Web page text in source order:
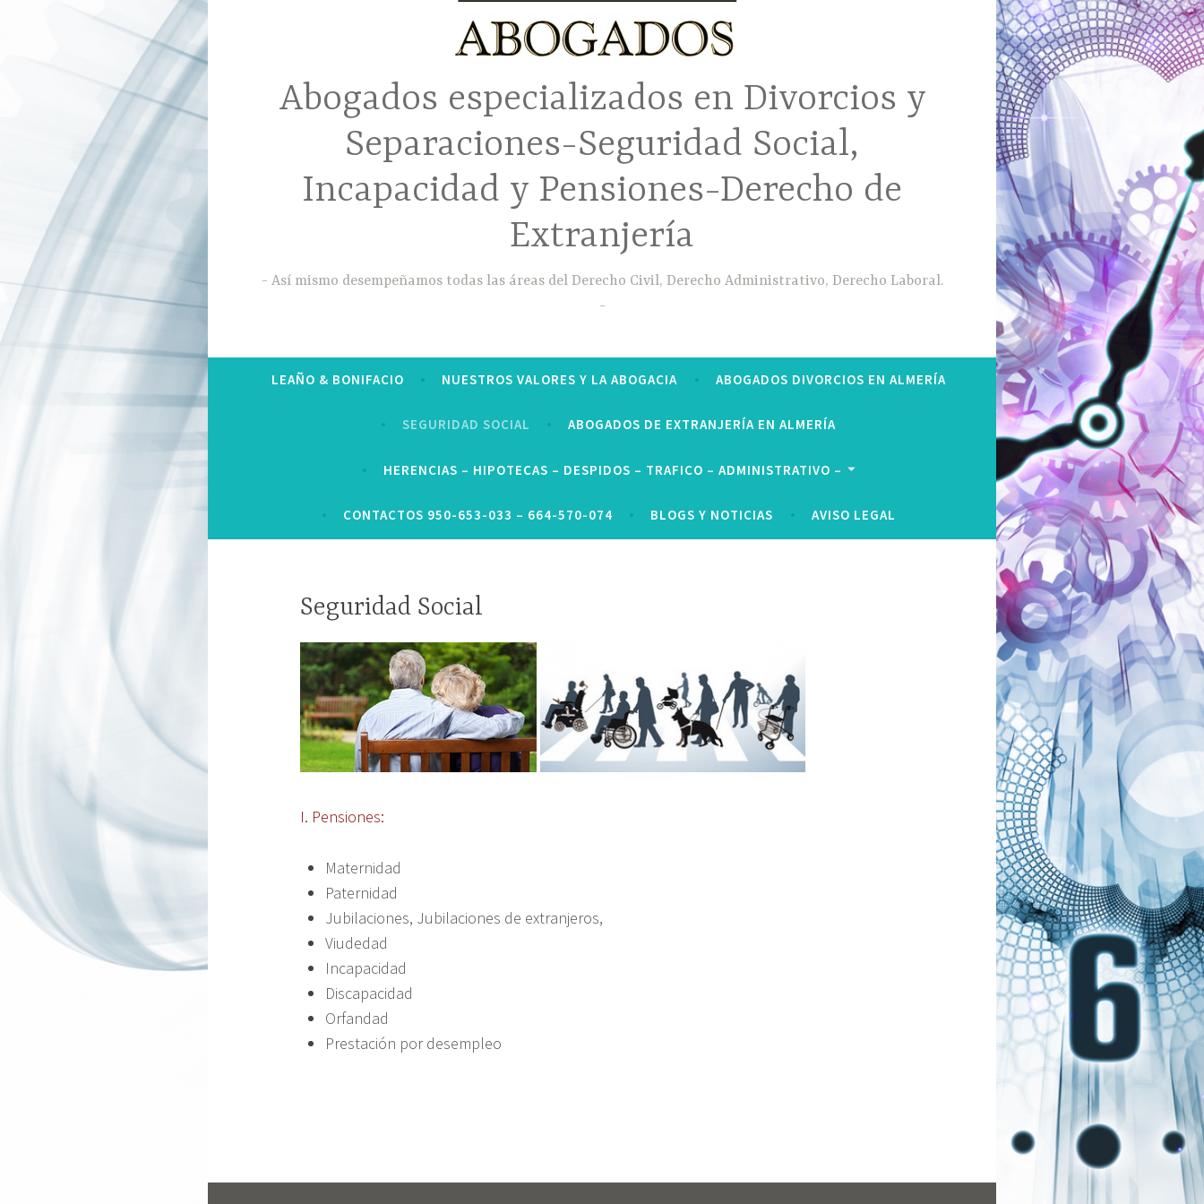
Abogados especializados en Divorcios y
Separaciones-Seguridad Social,
Incapacidad y Pensiones-Derecho de
Extranjería
Así mismo desempeñamos todas las áreas del Derecho Civil, Derecho Administrativo, Derecho Laboral.
LEAÑO & BONIFACIO NUESTROS VALORES Y LA ABOGACIA ABOGADOS DIVORCIOS EN ALMERÍA
SEGURIDAD SOCIAL ABOGADOS DE EXTRANJERÍA EN ALMERÍA
HERENCIAS – HIPOTECAS – DESPIDOS – TRAFICO – ADMINISTRATIVO –
CONTACTOS 950-653-033 – 664-570-074 BLOGS Y NOTICIAS AVISO LEGAL
Seguridad Social
I. Pensiones:
Maternidad
Paternidad
Jubilaciones, Jubilaciones de extranjeros,
Viudedad
Incapacidad
Discapacidad
Orfandad
Prestación por desempleo